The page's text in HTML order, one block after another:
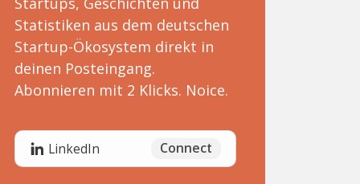
Statistiken aus dem deutschen
Startup-Ökosystem direkt in
deinen Posteingang.
Abonnieren mit 2 Klicks. Noice.
LinkedIn Connect